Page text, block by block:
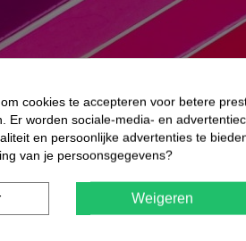
cookies te accepteren voor betere
Er worden sociale-media- en
en persoonlijke advertenties te
van je persoonsgegevens?
Weigeren